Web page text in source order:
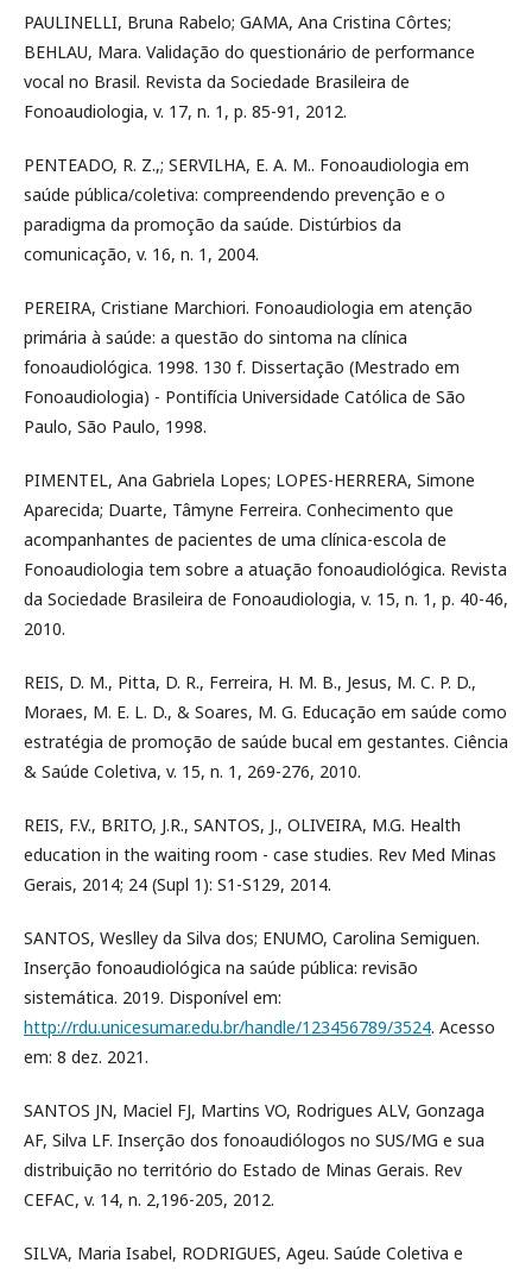
PAULINELLI, Bruna Rabelo; GAMA, Ana Cristina Côrtes;
BEHLAU, Mara. Validação do questionário de performance
vocal no Brasil. Revista da Sociedade Brasileira de
Fonoaudiologia, v. 17, n. 1, p. 85-91, 2012.
PENTEADO, R. Z.,; SERVILHA, E. A. M.. Fonoaudiologia em
saúde pública/coletiva: compreendendo prevenção e o
paradigma da promoção da saúde. Distúrbios da
comunicação, v. 16, n. 1, 2004.
PEREIRA, Cristiane Marchiori. Fonoaudiologia em atenção
primária à saúde: a questão do sintoma na clínica
fonoaudiológica. 1998. 130 f. Dissertação (Mestrado em
Fonoaudiologia) - Pontifícia Universidade Católica de São
Paulo, São Paulo, 1998.
PIMENTEL, Ana Gabriela Lopes; LOPES-HERRERA, Simone
Aparecida; Duarte, Tâmyne Ferreira. Conhecimento que
acompanhantes de pacientes de uma clínica-escola de
Fonoaudiologia tem sobre a atuação fonoaudiológica. Revista
da Sociedade Brasileira de Fonoaudiologia, v. 15, n. 1, p. 40-46,
2010.
REIS, D. M., Pitta, D. R., Ferreira, H. M. B., Jesus, M. C. P. D.,
Moraes, M. E. L. D., & Soares, M. G. Educação em saúde como
estratégia de promoção de saúde bucal em gestantes. Ciência
& Saúde Coletiva, v. 15, n. 1, 269-276, 2010.
REIS, F.V., BRITO, J.R., SANTOS, J., OLIVEIRA, M.G. Health
education in the waiting room - case studies. Rev Med Minas
Gerais, 2014; 24 (Supl 1): S1-S129, 2014.
SANTOS, Weslley da Silva dos; ENUMO, Carolina Semiguen.
Inserção fonoaudiológica na saúde pública: revisão
sistemática. 2019. Disponível em:
http://rdu.unicesumar.edu.br/handle/123456789/3524. Acesso
em: 8 dez. 2021.
SANTOS JN, Maciel FJ, Martins VO, Rodrigues ALV, Gonzaga
AF, Silva LF. Inserção dos fonoaudiólogos no SUS/MG e sua
distribuição no território do Estado de Minas Gerais. Rev
CEFAC, v. 14, n. 2,196-205, 2012.
SILVA, Maria Isabel, RODRIGUES, Ageu. Saúde Coletiva e